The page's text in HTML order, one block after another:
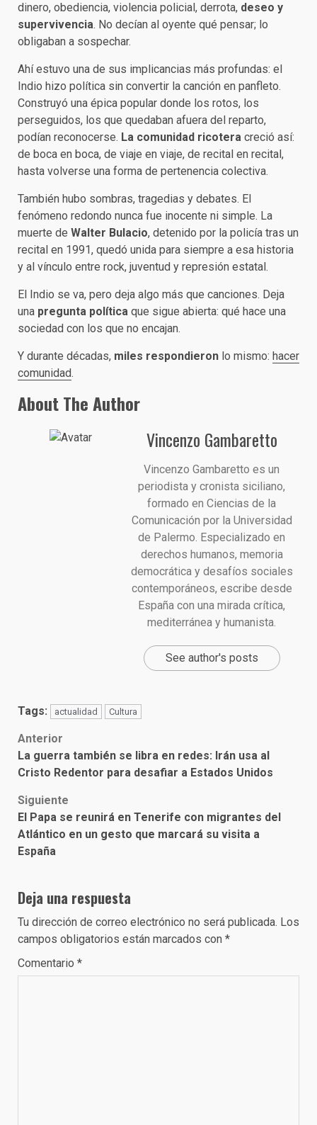
dinero, obediencia, violencia policial, derrota, deseo y
supervivencia. No decían al oyente qué pensar; lo
obligaban a sospechar.
Ahí estuvo una de sus implicancias más profundas: el
Indio hizo política sin convertir la canción en panfleto.
Construyó una épica popular donde los rotos, los
perseguidos, los que quedaban afuera del reparto,
podían reconocerse. La comunidad ricotera creció así:
de boca en boca, de viaje en viaje, de recital en recital,
hasta volverse una forma de pertenencia colectiva.
También hubo sombras, tragedias y debates. El
fenómeno redondo nunca fue inocente ni simple. La
muerte de Walter Bulacio, detenido por la policía tras un
recital en 1991, quedó unida para siempre a esa historia
y al vínculo entre rock, juventud y represión estatal.
El Indio se va, pero deja algo más que canciones. Deja
una pregunta política que sigue abierta: qué hace una
sociedad con los que no encajan.
Y durante décadas, miles respondieron lo mismo: hacer
comunidad.
About The Author
Vincenzo Gambaretto
Vincenzo Gambaretto es un
periodista y cronista siciliano,
formado en Ciencias de la
Comunicación por la Universidad
de Palermo. Especializado en
derechos humanos, memoria
democrática y desafíos sociales
contemporáneos, escribe desde
España con una mirada crítica,
mediterránea y humanista.
See author's posts
Tags: actualidad Cultura
Post
navigation
Anterior
La guerra también se libra en redes: Irán usa al
Cristo Redentor para desafiar a Estados Unidos
Siguiente
El Papa se reunirá en Tenerife con migrantes del
Atlántico en un gesto que marcará su visita a
España
Deja una respuesta
Tu dirección de correo electrónico no será publicada. Los
campos obligatorios están marcados con *
Comentario *